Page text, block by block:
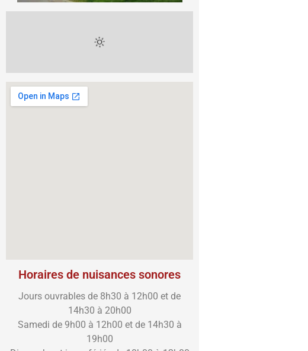
Horaires de nuisances sonores
Jours ouvrables de 8h30 à 12h00 et de
14h30 à 20h00
Samedi de 9h00 à 12h00 et de 14h30 à
19h00